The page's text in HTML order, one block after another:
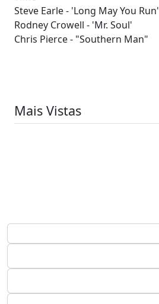
Steve Earle - 'Long May You Run'
Rodney Crowell - 'Mr. Soul'
Chris Pierce - "Southern Man"
Mais Vistas